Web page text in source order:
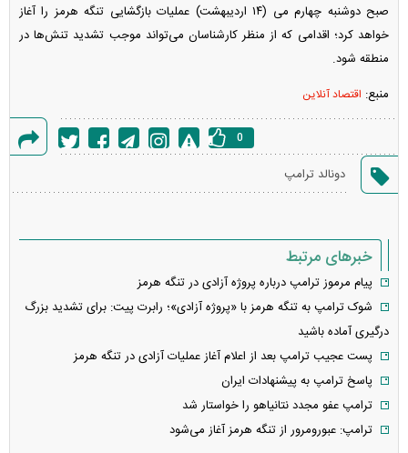
صبح دوشنبه چهارم می (۱۴ اردیبهشت) عملیات بازگشایی تنگه هرمز را آغاز
خواهد کرد؛ اقدامی که از منظر کارشناسان می‌تواند موجب تشدید تنش‌ها در
منطقه شود.
منبع: اقتصاد آنلاین
خطا
0
دونالد ترامپ
خبرهای مرتبط
پیام مرموز ترامپ درباره پروژه آزادی در تنگه هرمز
شوک ترامپ به تنگه هرمز با «پروژه آزادی»؛ رابرت پیت: برای تشدید بزرگ
درگیری آماده باشید
پست عجیب ترامپ بعد از اعلام آغاز عملیات آزادی در تنگه هرمز
پاسخ ترامپ به پیشنهادات ایران
ترامپ عفو مجدد نتانیاهو را خواستار شد
ترامپ: عبورومرور از تنگه هرمز آغاز می‌شود